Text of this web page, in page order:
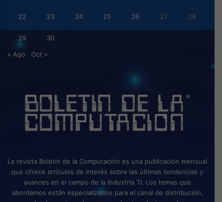
22 23 24 25 26 27 28
29 30
« Ago Oct »
La revista Boletín de la Computación es una publicación mensual
que ofrece artículos de interés sobre las últimas tendencias y
avances en el campo de la Industria TI. Los temas que
abordamos están especializados para el canal de distribución,